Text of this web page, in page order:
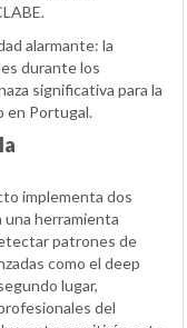
alarmante: la
durante los
significativa para la
en Portugal.
implementa dos
una herramienta
patrones de
como el deep
lugar,
del